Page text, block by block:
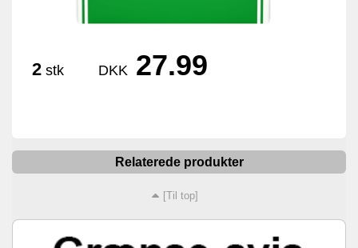
2 stk DKK 27.99
Relaterede produkter
[Til top]